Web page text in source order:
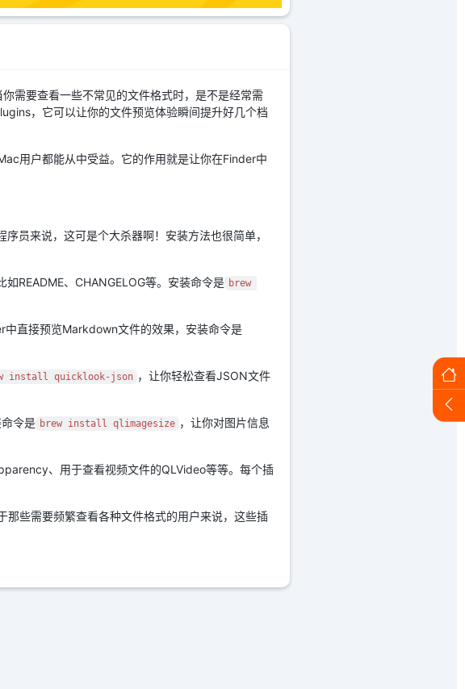
需要查看一些不常见的文件格式时，是不是经常需
，它可以让你的文件预览体验瞬间提升好几个档
用户都能从中受益。它的作用就是让你在Finder中
员来说，这可是个大杀器啊！安装方法也很简单，
README、CHANGELOG等。安装命令是 brew
直接预览Markdown文件的效果，安装命令是
install quicklook-json ，让你轻松查看JSON文件
令是 brew install qlimagesize ，让你对图片信息
、用于查看视频文件的QLVideo等等。每个插
些需要频繁查看各种文件格式的用户来说，这些插